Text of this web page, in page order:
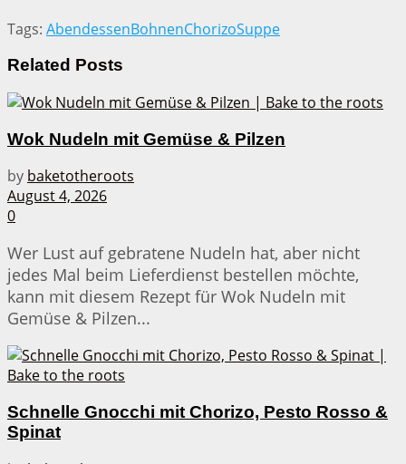
Tags: AbendessenBohnenChorizoSuppe
Related Posts
Wok Nudeln mit Gemüse & Pilzen
by baketotheroots
August 4, 2026
0
Wer Lust auf gebratene Nudeln hat, aber nicht
jedes Mal beim Lieferdienst bestellen möchte,
kann mit diesem Rezept für Wok Nudeln mit
Gemüse & Pilzen...
Schnelle Gnocchi mit Chorizo, Pesto Rosso &
Spinat